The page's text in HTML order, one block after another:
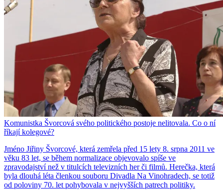
Komunistka Švorcová svého politického postoje nelitovala. Co o ní
říkají kolegové?
Jméno Jiřiny Švorcové, která zemřela před 15 lety 8. srpna 2011 ve
věku 83 let, se během normalizace objevovalo spíše ve
zpravodajství než v titulcích televizních her či filmů. Herečka, která
byla dlouhá léta členkou souboru Divadla Na Vinohradech, se totiž
od poloviny 70. let pohybovala v nejvyšších patrech politiky.